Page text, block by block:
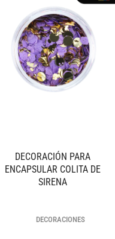
DECORACIÓN PARA
ENCAPSULAR COLITA DE
SIRENA
DECORACIONES